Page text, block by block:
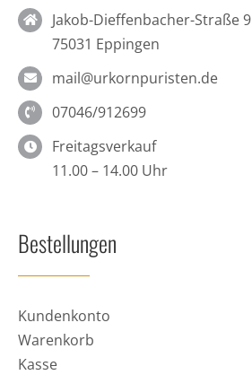
Jakob-Dieffenbacher-Straße 9
75031 Eppingen
mail@urkornpuristen.de
07046/912699
Freitagsverkauf
11.00 – 14.00 Uhr
Bestellungen
Kundenkonto
Warenkorb
Kasse